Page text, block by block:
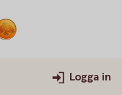
Logga in